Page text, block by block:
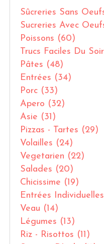
Sûcreries Sans
Sucreries Avec
Poissons (60)
Trucs Faciles Du Soir
Pâtes (48)
Entrées (34)
Porc (33)
Apero (32)
Asie (31)
Pizzas - Tartes (29)
Volailles (24)
Vegetarien (22)
Salades (20)
Chicissime (19)
Entrées
Veau (14)
Légumes (13)
Riz - Risottos (11)